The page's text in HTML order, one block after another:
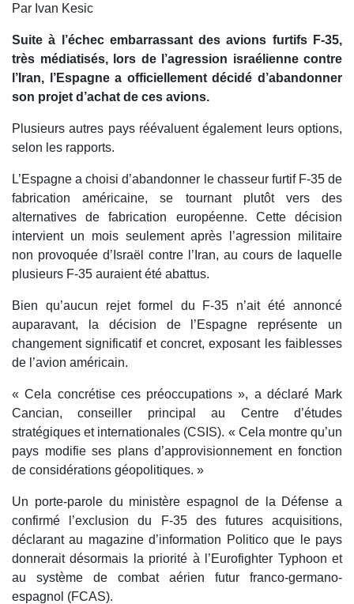
Par Ivan Kesic
Suite à l’échec embarrassant des avions furtifs F-35,
très médiatisés, lors de l’agression israélienne contre
l’Iran, l’Espagne a officiellement décidé d’abandonner
son projet d’achat de ces avions.
Plusieurs autres pays réévaluent également leurs options,
selon les rapports.
L’Espagne a choisi d’abandonner le chasseur furtif F-35 de
fabrication américaine, se tournant plutôt vers des
alternatives de fabrication européenne. Cette décision
intervient un mois seulement après l’agression militaire
non provoquée d’Israël contre l’Iran, au cours de laquelle
plusieurs F-35 auraient été abattus.
Bien qu’aucun rejet formel du F-35 n’ait été annoncé
auparavant, la décision de l’Espagne représente un
changement significatif et concret, exposant les faiblesses
de l’avion américain.
« Cela concrétise ces préoccupations », a déclaré Mark
Cancian, conseiller principal au Centre d’études
stratégiques et internationales (CSIS). « Cela montre qu’un
pays modifie ses plans d’approvisionnement en fonction
de considérations géopolitiques. »
Un porte-parole du ministère espagnol de la Défense a
confirmé l’exclusion du F-35 des futures acquisitions,
déclarant au magazine d’information Politico que le pays
donnerait désormais la priorité à l’Eurofighter Typhoon et
au système de combat aérien futur franco-germano-
espagnol (FCAS).